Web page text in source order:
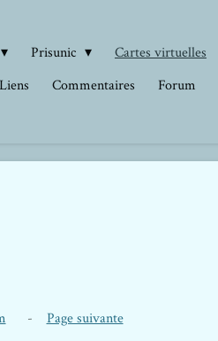
Prisunic
Cartes virtuelles
Liens Commentaires Forum
- Page suivante